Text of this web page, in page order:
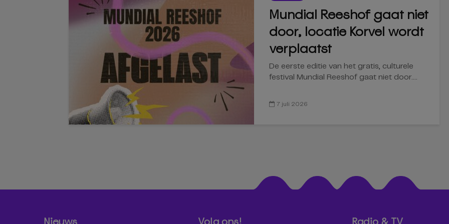
Mundial Reeshof gaat niet
door, locatie Korvel wordt
verplaatst
De eerste editie van het gratis, culturele
festival Mundial Reeshof gaat niet door....
7 juli 2026